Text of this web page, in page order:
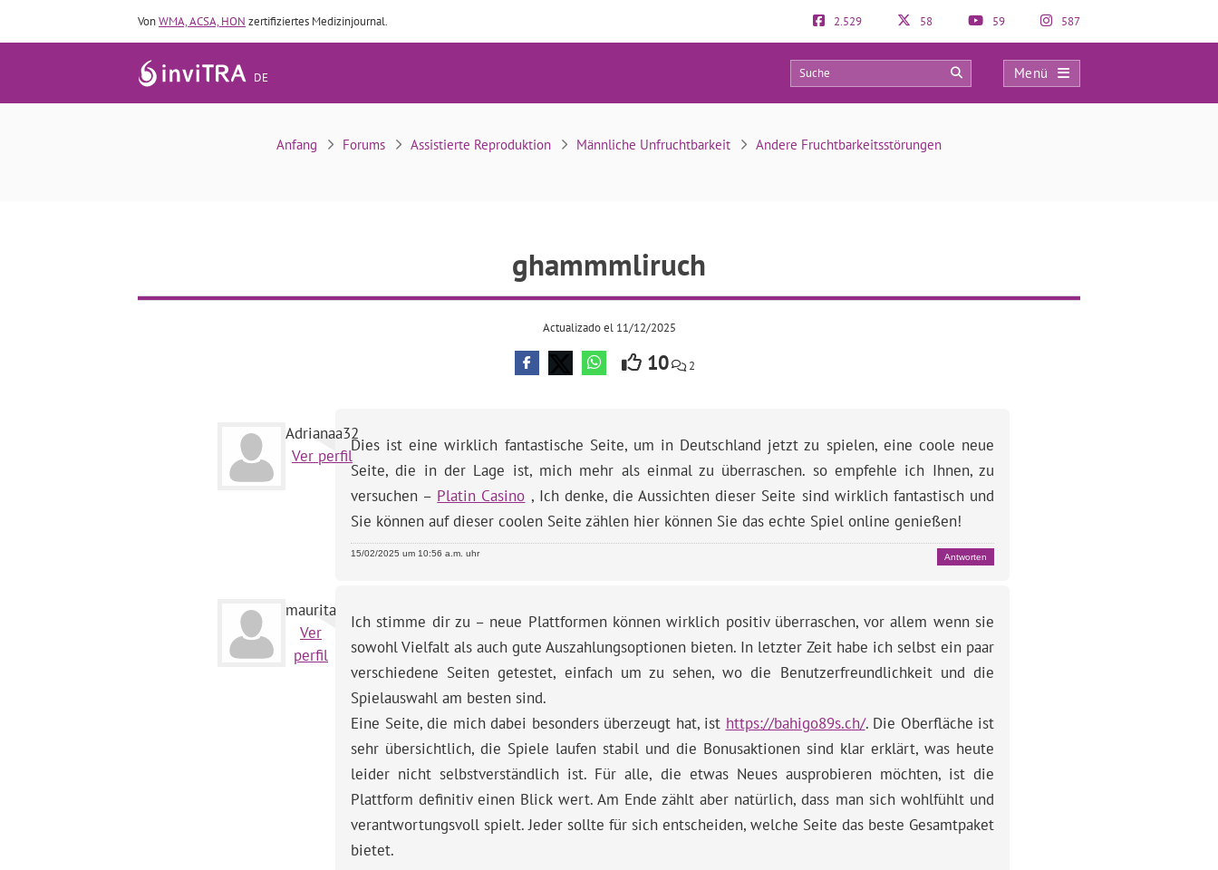
VonWMA, ACSA, HON zertifiziertes Medizinjournal. 2.529 58 59 587
DE
Menü
ghammmliruch
8 0
Anfang Forums Assistierte Reproduktion Männliche Unfruchtbarkeit Andere Fruchtbarkeitsstörungen
ghammmliruch
Actualizado el 11/12/2025
10 2
Adrianaa32
Ver perfil
Dies ist eine wirklich fantastische Seite, um in Deutschland jetzt zu spielen, eine coole neue
Seite, die in der Lage ist, mich mehr als einmal zu überraschen. so empfehle ich Ihnen, zu
versuchen – Platin Casino , Ich denke, die Aussichten dieser Seite sind wirklich fantastisch und
Sie können auf dieser coolen Seite zählen hier können Sie das echte Spiel online genießen!
15/02/2025 um 10:56 a.m. uhr Antworten
maurita
Ver
perfil
Ich stimme dir zu – neue Plattformen können wirklich positiv überraschen, vor allem wenn sie
sowohl Vielfalt als auch gute Auszahlungsoptionen bieten. In letzter Zeit habe ich selbst ein paar
verschiedene Seiten getestet, einfach um zu sehen, wo die Benutzerfreundlichkeit und die
Spielauswahl am besten sind.
Eine Seite, die mich dabei besonders überzeugt hat, ist https://bahigo89s.ch/. Die Oberfläche ist
sehr übersichtlich, die Spiele laufen stabil und die Bonusaktionen sind klar erklärt, was heute
leider nicht selbstverständlich ist. Für alle, die etwas Neues ausprobieren möchten, ist die
Plattform definitiv einen Blick wert. Am Ende zählt aber natürlich, dass man sich wohlfühlt und
verantwortungsvoll spielt. Jeder sollte für sich entscheiden, welche Seite das beste Gesamtpaket
bietet.